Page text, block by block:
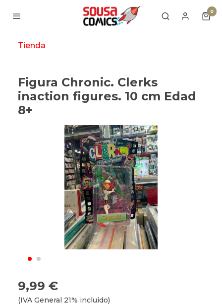
0
Tienda
Figura Chronic. Clerks
inaction figures. 10 cm Edad
8+
9,99 €
(IVA General 21% incluido)